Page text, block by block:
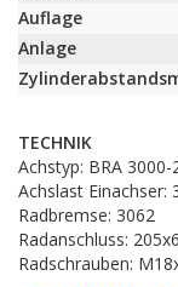
Auflage
Anlage
TECHNIK
Achstyp: BRA 3000-
Achslast Einachser:
Radbremse: 3062
Radanschluss: 205x6
Radschrauben: